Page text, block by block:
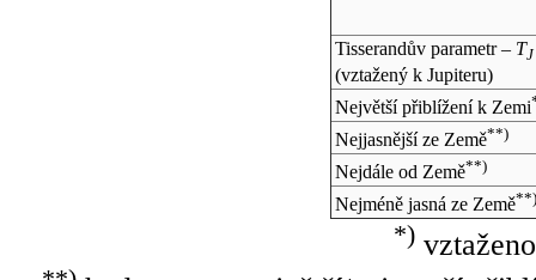
Tisserandův parametr – TJ
(vztažený k Jupiteru)
Největší přiblížení k Zemi
Nejjasnější ze Země**)
Nejdále od Země**)
Nejméně jasná ze Země**)
*)